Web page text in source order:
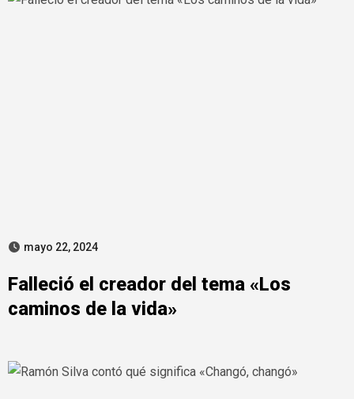
mayo 22, 2024
Falleció el creador del tema «Los
caminos de la vida»